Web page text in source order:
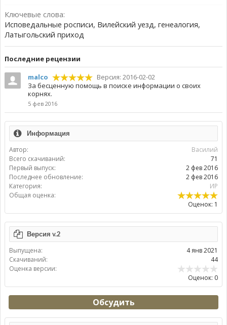
Ключевые слова:
Исповедальные росписи, Вилейский уезд, генеалогия,
Латыгольский приход
Пoследние рецензии
malco
Версия: 2016-02-02
За бесценную помощь в поиске информации о своих
корнях.
5 фев 2016
Информация
Автор:
Василий
Всего скачиваний:
71
Первый выпуск:
2 фев 2016
Последнее обновление:
2 фев 2016
Категория:
ИР
Общая оценка:
Оценок: 1
Версия v.2
Выпущена:
4 янв 2021
Скачиваний:
44
Оценка версии:
Оценок: 0
Обсудить